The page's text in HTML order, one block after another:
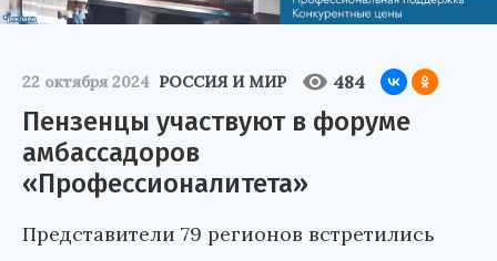
22 октября 2024 РОССИЯ И МИР 484
Пензенцы участвуют в форуме
амбассадоров
«Профессионалитета»
Представители 79 регионов встретились